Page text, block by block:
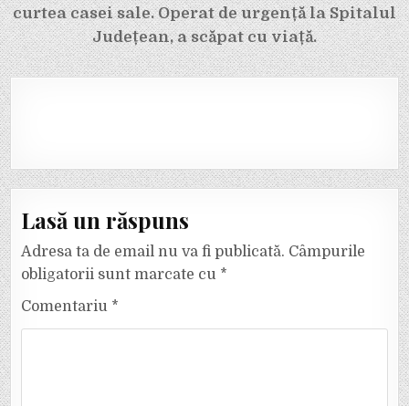
curtea casei sale. Operat de urgență la Spitalul
Județean, a scăpat cu viață.
Lasă un răspuns
Adresa ta de email nu va fi publicată. Câmpurile
obligatorii sunt marcate cu *
Comentariu *